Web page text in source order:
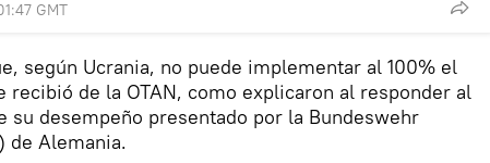
GMT
según Ucrania, no puede implementar al 100% el
recibió de la OTAN, como explicaron al responder al
su desempeño presentado por la Bundeswehr
de Alemania.